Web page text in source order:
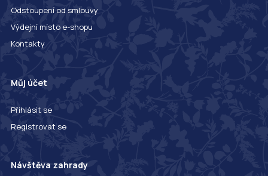
Odstoupení od smlouvy
Výdejní místo e-shopu
Kontakty
Můj účet
Přihlásit se
Registrovat se
Návštěva zahrady